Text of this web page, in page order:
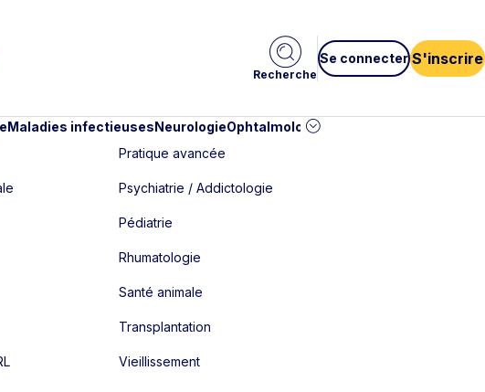
Recherche
Se connecter S'inscrire
Maladies infectieusesNeurologieOphtalmologie
Pratique avancée
Psychiatrie / Addictologie
Pédiatrie
Rhumatologie
Santé animale
Transplantation
Vieillissement